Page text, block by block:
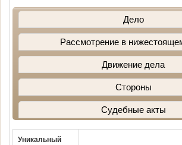
Дело
Рассмотрение в
Движение дела
Стороны
Судебные акты
Уникальный